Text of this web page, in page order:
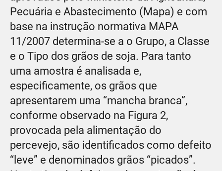
Pecuária e Abastecimento (Mapa) e com
base na instrução normativa MAPA
11/2007 determina-se a o Grupo, a Classe
e o Tipo dos grãos de soja. Para tanto
uma amostra é analisada e,
especificamente, os grãos que
apresentarem uma “mancha branca”,
conforme observado na Figura 2,
provocada pela alimentação do
percevejo, são identificados como defeito
“leve” e denominados grãos “picados”.